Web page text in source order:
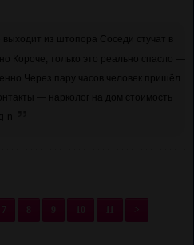
из штопора Соседи стучат в
Короче, только это реально спасло —
Через пару часов человек пришёл
— нарколог на дом стоимость
n
7 9 >